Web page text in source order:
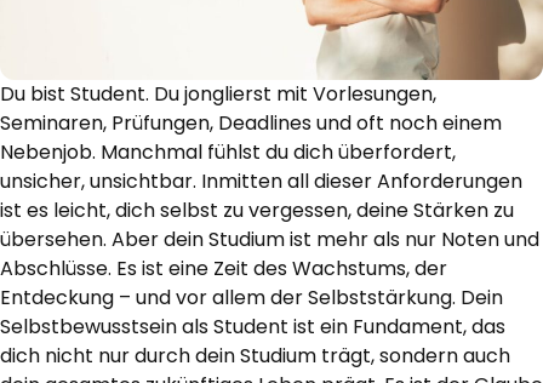
Du bist Student. Du jonglierst mit Vorlesungen,
Seminaren, Prüfungen, Deadlines und oft noch einem
Nebenjob. Manchmal fühlst du dich überfordert,
unsicher, unsichtbar. Inmitten all dieser Anforderungen
ist es leicht, dich selbst zu vergessen, deine Stärken zu
übersehen. Aber dein Studium ist mehr als nur Noten und
Abschlüsse. Es ist eine Zeit des Wachstums, der
Entdeckung – und vor allem der Selbststärkung. Dein
Selbstbewusstsein als Student ist ein Fundament, das
dich nicht nur durch dein Studium trägt, sondern auch